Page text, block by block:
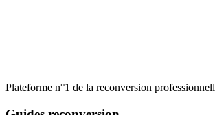
Plateforme n°1 de la reconversion